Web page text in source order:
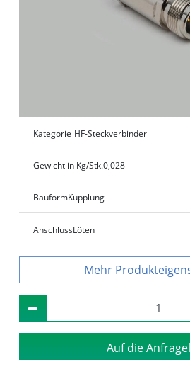
Kategorie HF-Steckverbinder
Gewicht in Kg/Stk.0,028
BauformKupplung
AnschlussLöten
Auf die